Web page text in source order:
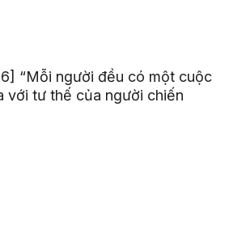
“Mỗi người đều có một cuộc
với tư thế của người chiến